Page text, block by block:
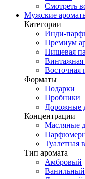
Смотреть
Мужские
Категории
Инди-
Премиум
Нишевая
Восточная
Форматы
Подарки
Пробники
Дорожные
Концентрации
Масляные
Туалетная
Тип аромата
Амбровый
Ванильный